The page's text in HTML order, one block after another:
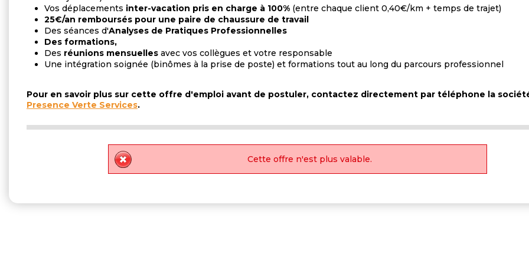
Vos déplacements inter-vacation pris en charge à 100% (entre chaque client 0,40€/km + temps de trajet)
25€/an remboursés pour une paire de chaussure de travail
Des séances d'Analyses de Pratiques Professionnelles
Des formations,
Des réunions mensuelles avec vos collègues et votre responsable
Une intégration soignée (binômes à la prise de poste) et formations tout au long du parcours professionnel
Pour en savoir plus sur cette offre d'emploi avant de postuler, contactez directement par téléphone la
Presence Verte Services.
Cette offre n'est plus valable.